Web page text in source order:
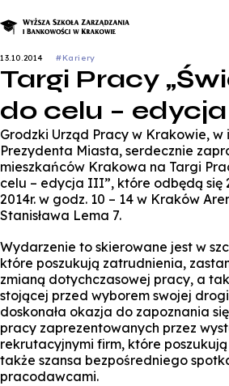
Studia
13.10.2014 #Kariery
Targi Pracy
do celu – edycja
Grodzki Urząd Pracy w Krakowie, w
Prezydenta Miasta, serdecznie
mieszkańców Krakowa na Targi
celu – edycja III”, które odbędą się
2014r. w godz. 10 – 14 w Kraków
Stanisława Lema 7.
Wydarzenie to skierowane jest w
które poszukują zatrudnienia,
zmianą dotychczasowej pracy, a
stojącej przed wyborem swojej
doskonała okazja do zapoznania
pracy zaprezentowanych przez
rekrutacyjnymi firm, które
także szansa bezpośredniego
pracodawcami.